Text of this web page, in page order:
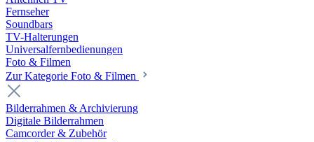
Fernseher
Soundbars
TV-Halterungen
Universalfernbedienungen
Foto & Filmen
Zur Kategorie Foto & Filmen
Bilderrahmen & Archivierung
Digitale Bilderrahmen
Camcorder & Zubehör